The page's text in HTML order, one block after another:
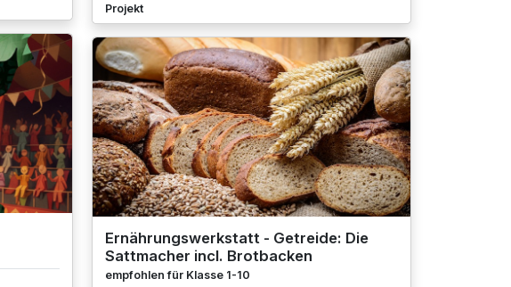
Projekt
Ernährungswerkstatt - Getreide: Die
Sattmacher incl. Brotbacken
empfohlen für Klasse 1-10